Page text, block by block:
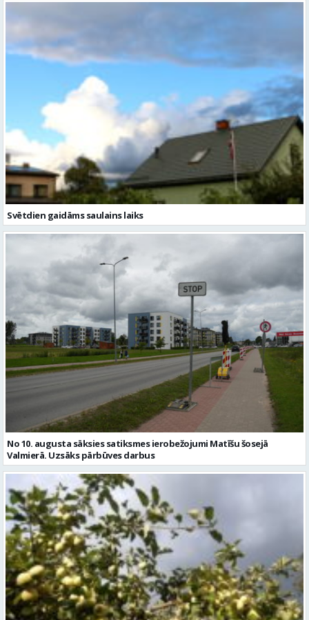
Svētdien gaidāms saulains laiks
No 10. augusta sāksies satiksmes ierobežojumi Matīšu šosejā
Valmierā. Uzsāks pārbūves darbus